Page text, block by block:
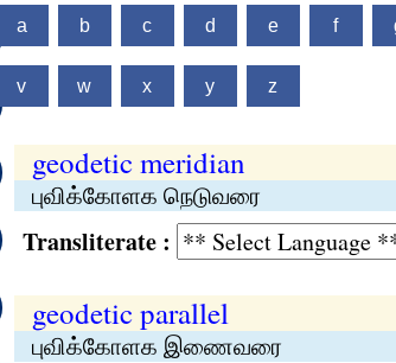
a b c d e f
v w x y z
geodetic meridian
புவிக்கோளக நெடுவரை
Transliterate :
geodetic parallel
புவிக்கோளக இணைவரை